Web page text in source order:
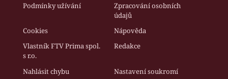
Podmínky užívání
Zpracování osobních
údajů
Cookies
Nápověda
Vlastník FTV Prima spol.
s r.o.
Redakce
Nahlásit chybu Nastavení soukromí